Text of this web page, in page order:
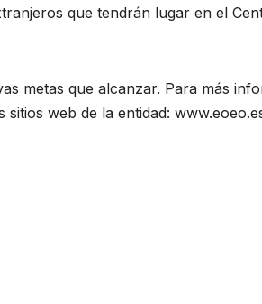
que tendrán lugar en el
metas que alcanzar. Para más
web de la entidad: